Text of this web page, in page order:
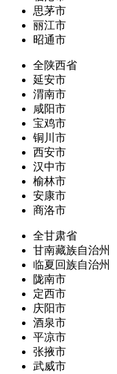
思茅市
丽江市
昭通市
全陕西省
延安市
渭南市
咸阳市
宝鸡市
铜川市
西安市
汉中市
榆林市
安康市
商洛市
全甘肃省
甘南藏族自治州
临夏回族自治州
陇南市
定西市
庆阳市
酒泉市
平凉市
张掖市
武威市